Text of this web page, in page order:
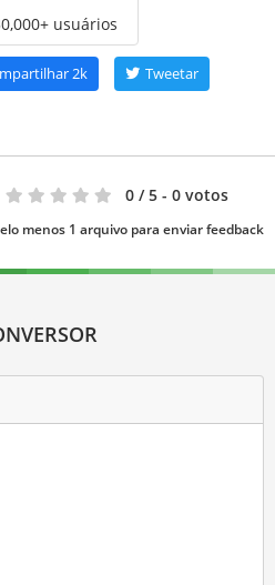
usuários
2k Tweetar
0 / 5 - 0 votos
menos 1 arquivo para enviar feedback